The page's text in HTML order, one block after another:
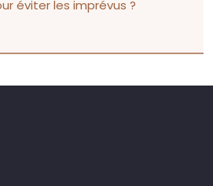
éviter les imprévus ?